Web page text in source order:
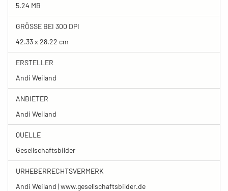
5.24 MB
GRÖSSE BEI 300 DPI
42.33 x 28.22 cm
ERSTELLER
Andi Weiland
ANBIETER
Andi Weiland
QUELLE
Gesellschaftsbilder
URHEBERRECHTSVERMERK
Andi Weiland | www.gesellschaftsbilder.de